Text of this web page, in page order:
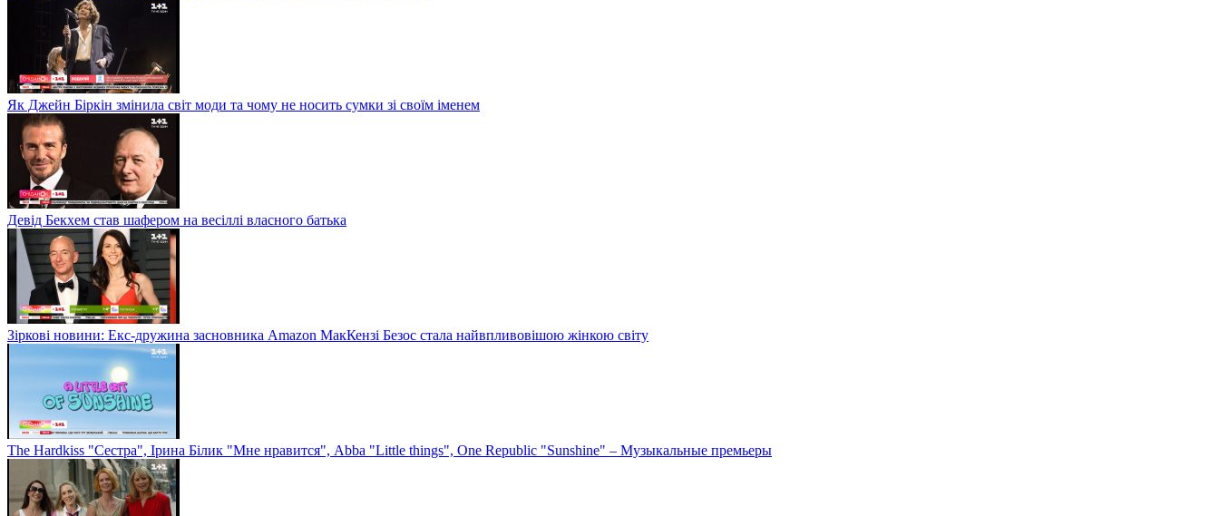
Як Джейн Біркін змінила світ моди та чому не носить сумки зі своїм іменем
Девід Бекхем став шафером на весіллі власного батька
Зіркові новини: Екс-дружина засновника Amazon МакКензі Безос стала найвпливовішою жінкою світу
The Hardkiss "Сестра", Ірина Білик "Мне нравится", Abba "Little things", One Republic "Sunshine" – Музыкальные премьеры